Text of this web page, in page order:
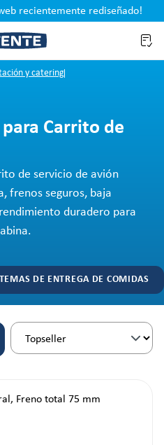
recientemente rediseñado!
y catering
para Carrito de
de servicio de avión
frenos seguros, baja
duradero para
DE ENTREGA DE COMIDAS